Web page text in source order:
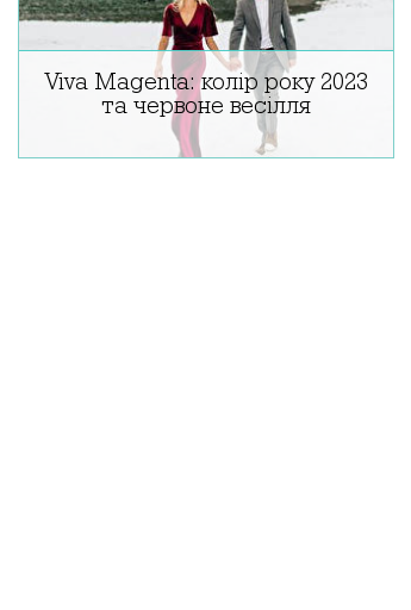
Viva Magenta: колір року 2023
та червоне весілля